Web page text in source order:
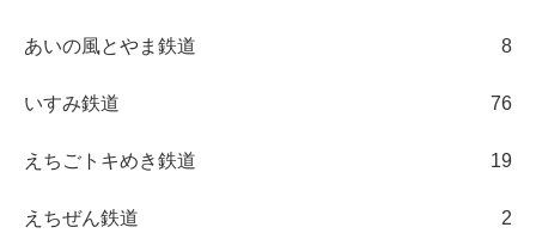
あいの風とやま鉄道 8
いすみ鉄道 76
えちごトキめき鉄道 19
えちぜん鉄道 2